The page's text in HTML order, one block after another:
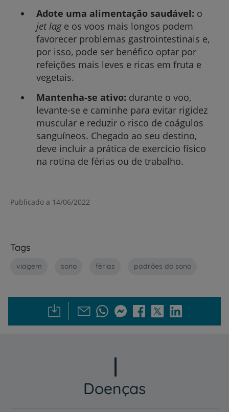
Adote uma alimentação saudável: o
jet lage os voos mais longos podem
favorecer problemas gastrointestinais e,
por isso, pode ser benéfico optar por
refeições mais leves e ricas em fruta e
vegetais.
Mantenha-se ativo: durante o voo,
levante-se e caminhe para evitar rigidez
muscular e reduzir o risco de coágulos
sanguíneos. Chegado ao seu destino,
deve incluir a prática de exercício físico
na rotina de férias ou de trabalho.
Publicado a 14/06/2022
Tags
viagem sono férias padrões do sono
Doenças